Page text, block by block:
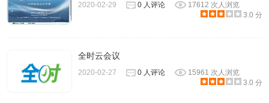
2020-02-29 0 人评论
17612 次人浏览
3.0 分
全时云会议
2020-02-27 0 人评论
15961 次人浏览
3.0 分